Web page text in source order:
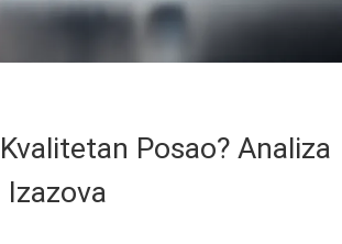
Posao? Analiza